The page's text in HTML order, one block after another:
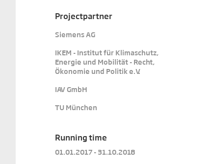
Projectpartner
Siemens AG
IKEM - Institut für Klimaschutz,
Energie und Mobilität - Recht,
Ökonomie und Politik e.V.
IAV GmbH
TU München
Running time
01.01.2017 - 31.10.2018